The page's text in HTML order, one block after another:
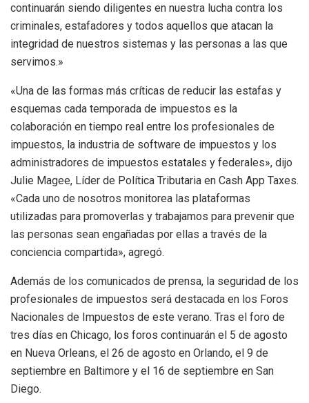
continuarán siendo diligentes en nuestra lucha contra los
criminales, estafadores y todos aquellos que atacan la
integridad de nuestros sistemas y las personas a las que
servimos.»
«Una de las formas más críticas de reducir las estafas y
esquemas cada temporada de impuestos es la
colaboración en tiempo real entre los profesionales de
impuestos, la industria de software de impuestos y los
administradores de impuestos estatales y federales», dijo
Julie Magee, Líder de Política Tributaria en Cash App Taxes.
«Cada uno de nosotros monitorea las plataformas
utilizadas para promoverlas y trabajamos para prevenir que
las personas sean engañadas por ellas a través de la
conciencia compartida», agregó.
Además de los comunicados de prensa, la seguridad de los
profesionales de impuestos será destacada en los Foros
Nacionales de Impuestos de este verano. Tras el foro de
tres días en Chicago, los foros continuarán el 5 de agosto
en Nueva Orleans, el 26 de agosto en Orlando, el 9 de
septiembre en Baltimore y el 16 de septiembre en San
Diego.